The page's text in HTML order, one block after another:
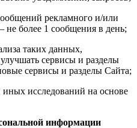
рекламного и/или
более 1 сообщения в день;
таких данных,
сервисы и разделы
сервисы и разделы Сайта;
иных исследований на основе
информации